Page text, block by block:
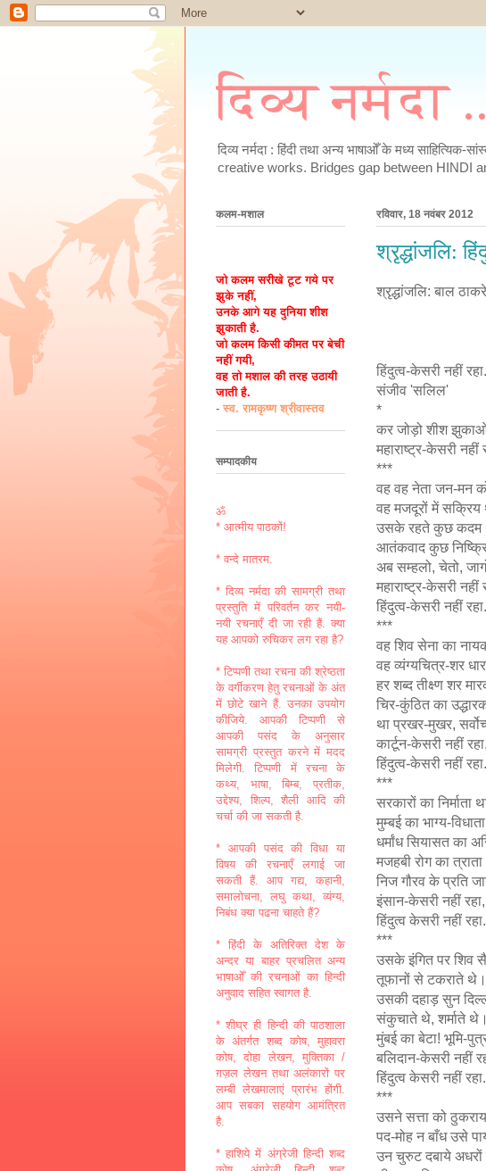
दिव्य नर्मदा
दिव्य नर्मदा : हिंदी तथा अन्य भाषाओँ के मध्य
creative works. Bridges gap between HINDI
रविवार, 18 नवंबर 2012
श्रृद्धांजलि:
श्रृद्धांजलि: बाल ठाकरे
हिंदुत्व-केसरी नहीं
संजीव 'सलिल'
*
कर जोड़ो शीश
महाराष्ट्र-केसरी नहीं
***
वह वह नेता जन-मन
वह मजदूरों में सक्रिय
उसके रहते कुछ कदम
आतंकवाद कुछ
अब सम्हलो, चेतो,
महाराष्ट्र-केसरी नहीं
हिंदुत्व-केसरी नहीं
***
वह शिव सेना का
वह व्यंग्यचित्र-शर
हर शब्द तीक्ष्ण शर
चिर-कुंठित का
था प्रखर-मुखर,
कार्टून-केसरी नहीं रहा,
हिंदुत्व-केसरी नहीं
***
सरकारों का निर्माता
मुम्बई का भाग्य-
धर्मांध सियासत का
मजहबी रोग का
निज गौरव के प्रति
इंसान-केसरी नहीं रहा,
हिंदुत्व केसरी नहीं
***
उसके इंगित पर शिव
तूफानों से टकराते थे।
उसकी दहाड़ सुन
संकुचाते थे, शर्माते
मुंबई का बेटा! भूमि-
बलिदान-केसरी नहीं
हिंदुत्व केसरी नहीं
***
उसने सत्ता को
पद-मोह न बाँध उसे
उन चुरुट दबाये अधरों
कलम-मशाल
जो कलम सरीखे टूट गये पर
झुके नहीं,
उनके आगे यह दुनिया शीश
झुकाती है.
जो कलम किसी कीमत पर बेची
नहीं गयी,
वह तो मशाल की तरह उठायी
जाती है.
- स्व. रामकृष्ण श्रीवास्तव
सम्पादकीय
ॐ
* आत्मीय पाठकों!
* वन्दे मातरम.
* दिव्य नर्मदा की सामग्री तथा
प्रस्तुति में परिवर्तन कर नयी-
नयी रचनाएँ दी जा रही हैं. क्या
यह आपको रुचिकर लग रहा है?
* टिप्पणी तथा रचना की श्रेष्ठता
के वर्गीकरण हेतु रचनाओं के अंत
में छोटे खाने हैं. उनका उपयोग
कीजिये. आपकी टिप्पणी से
आपकी पसंद के अनुसार
सामग्री प्रस्तुत करने में मदद
मिलेगी. टिप्पणी में रचना के
कथ्य, भाषा, बिम्ब, प्रतीक,
उद्देश्य, शिल्प, शैली आदि की
चर्चा की जा सकती है.
* आपकी पसंद की विधा या
विषय की रचनाएँ लगाई जा
सकती हैं. आप गद्य, कहानी,
समालोचना, लघु कथा, व्यंग्य,
निबंध क्या पढना चाहते हैं?
* हिंदी के अतिरिक्त देश के
अन्दर या बाहर प्रचलित अन्य
भाषाओँ की रचनाओं का हिन्दी
अनुवाद सहित स्वागत है.
* शीघ्र ही हिन्दी की पाठशाला
के अंतर्गत शब्द कोष, मुहावरा
कोष, दोहा लेखन, मुक्तिका /
ग़ज़ल लेखन तथा अलंकारों पर
लम्बी लेखमालाएं प्रारंभ होंगी.
आप सबका सहयोग आमंत्रित
है.
* हाशिये में अंग्रेजी हिन्दी शब्द